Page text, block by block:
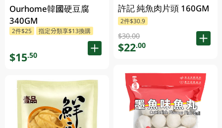
Ourhome韓國硬豆腐
340GM
2件$25 指定分類享$13換購
$15.50
許記 純魚肉片頭 160GM
2件$30.9
$30.00
$22.00